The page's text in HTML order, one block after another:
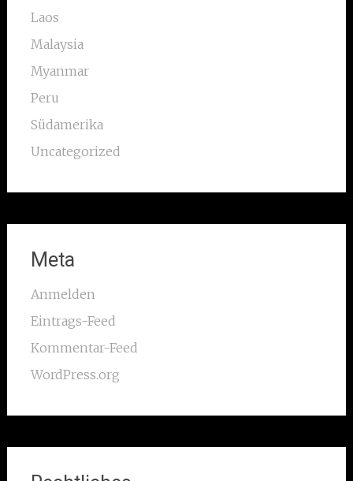
Laos
Malaysia
Myanmar
Peru
Südamerika
Uncategorized
Meta
Anmelden
Eintrags-Feed
Kommentar-Feed
WordPress.org